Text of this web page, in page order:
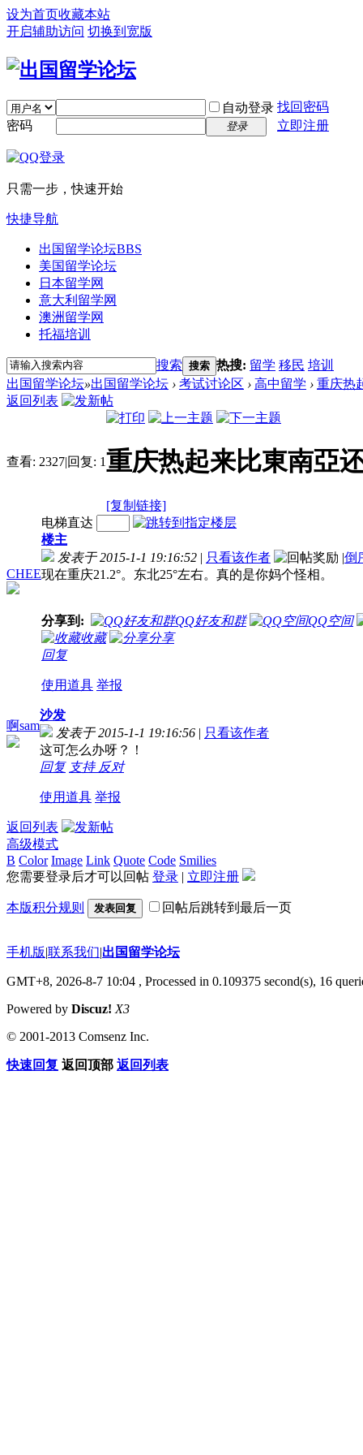
设为首页收藏本站
开启辅助访问 切换到宽版
自动登录 找回密码
密码
登录 立即注册
只需一步，快速开始
快捷导航
出国留学论坛BBS
美国留学论坛
日本留学网
意大利留学网
澳洲留学网
托福培训
搜索 搜索 热搜: 留学 移民 培训
出国留学论坛»出国留学论坛 › 考试讨论区 › 高中留学 › 重庆热
返回列表
查看: 2327|回复: 1重庆热起来比東南亞
[复制链接]
CHEE
电梯直达
楼主
发表于 2015-1-1 19:16:52 | 只看该作者 |倒
现在重庆21.2°。东北25°左右。真的是你妈个怪相。
分享到: QQ好友和群
QQ空间
收藏
分享
回复
使用道具 举报
啊sam
沙发
发表于 2015-1-1 19:16:56 | 只看该作者
这可怎么办呀？！
回复 支持 反对
使用道具 举报
返回列表
高级模式
B Color Image Link Quote Code Smilies
您需要登录后才可以回帖 登录 | 立即注册
本版积分规则 发表回复 回帖后跳转到最后一页
手机版|联系我们|出国留学论坛
GMT+8, 2026-8-7 10:04 , Processed in 0.109375 second(s), 16
Powered by Discuz! X3
© 2001-2013 Comsenz Inc.
快速回复 返回顶部 返回列表